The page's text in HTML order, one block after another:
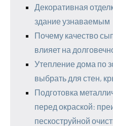
Декоративная
здание узнаваемым
Почему качество
влияет на
Утепление дома по
выбрать для стен,
Подготовка
перед окраской:
пескоструйной